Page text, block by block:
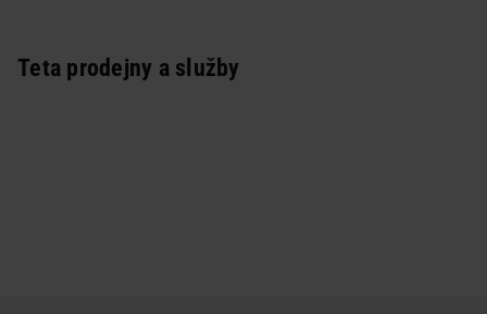
Teta prodejny a služby